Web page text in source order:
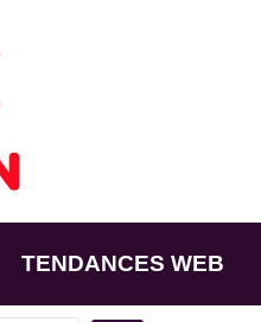
TENDANCES WEB